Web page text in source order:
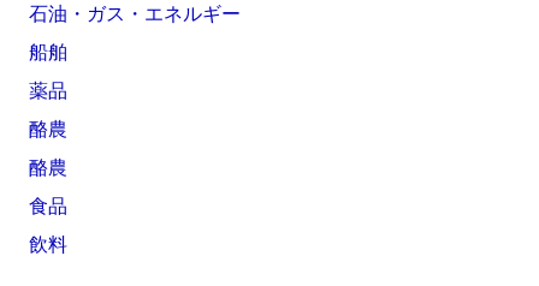
石油・ガス・エネルギー
船舶
薬品
酪農
酪農
食品
飲料